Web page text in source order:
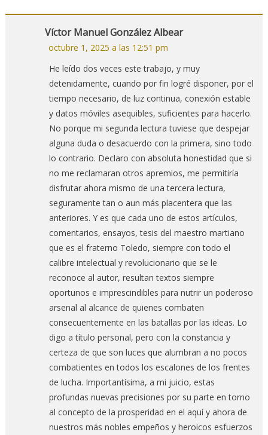
Víctor Manuel González Albear
octubre 1, 2025 a las 12:51 pm
He leído dos veces este trabajo, y muy
detenidamente, cuando por fin logré disponer, por el
tiempo necesario, de luz continua, conexión estable
y datos móviles asequibles, suficientes para hacerlo.
No porque mi segunda lectura tuviese que despejar
alguna duda o desacuerdo con la primera, sino todo
lo contrario. Declaro con absoluta honestidad que si
no me reclamaran otros apremios, me permitiría
disfrutar ahora mismo de una tercera lectura,
seguramente tan o aun más placentera que las
anteriores. Y es que cada uno de estos artículos,
comentarios, ensayos, tesis del maestro martiano
que es el fraterno Toledo, siempre con todo el
calibre intelectual y revolucionario que se le
reconoce al autor, resultan textos siempre
oportunos e imprescindibles para nutrir un poderoso
arsenal al alcance de quienes combaten
consecuentemente en las batallas por las ideas. Lo
digo a título personal, pero con la constancia y
certeza de que son luces que alumbran a no pocos
combatientes en todos los escalones de los frentes
de lucha. Importantísima, a mi juicio, estas
profundas nuevas precisiones por su parte en torno
al concepto de la prosperidad en el aquí y ahora de
nuestros más nobles empeños y heroicos esfuerzos